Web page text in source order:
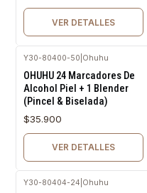
VER DETALLES
Y30-80400-50 Ohuhu
OHUHU 24 Marcadores De
Alcohol Piel + 1 Blender
(Pincel & Biselada)
$35.900
VER DETALLES
Y30-80404-24 Ohuhu